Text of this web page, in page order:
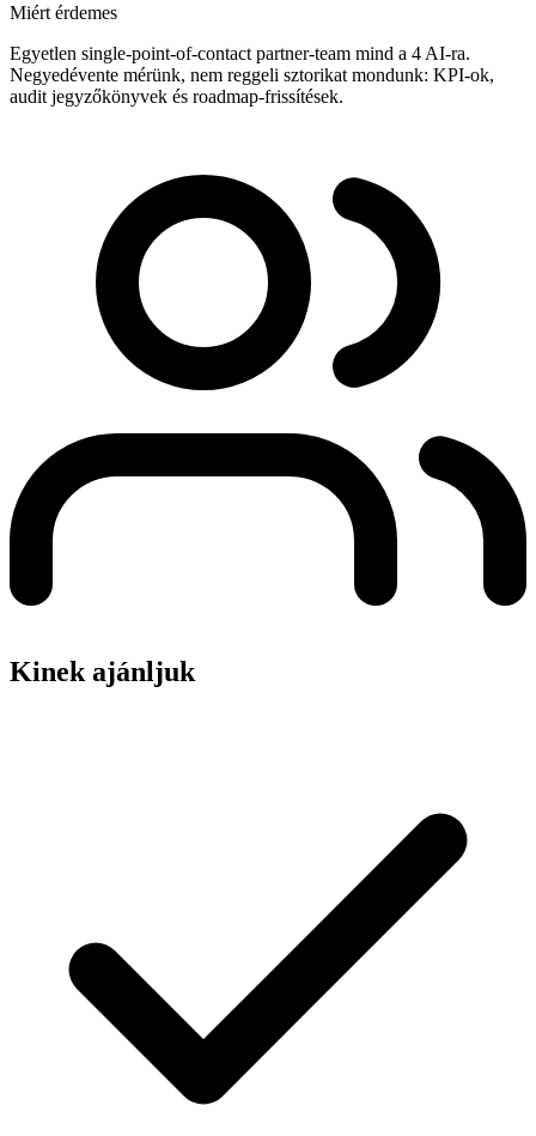
Miért érdemes
Egyetlen single-point-of-contact partner-team mind a 4 AI-ra.
Negyedévente mérünk, nem reggeli sztorikat mondunk: KPI-ok,
audit jegyzőkönyvek és roadmap-frissítések.
Kinek ajánljuk